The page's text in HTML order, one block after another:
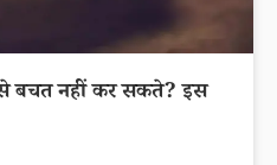
बचत नहीं कर सकते? इस